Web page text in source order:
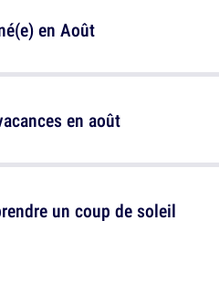
en août
en Août
un coup de soleil